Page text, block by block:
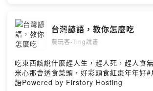
台灣諺語，教你怎麼吃
農玩客-Ting說書
吃東西該說什麼趕人生，趕人死，趕人食
米心那會透食菜頭，好彩頭食紅棗年年好
語Powered by Firstory Hosting